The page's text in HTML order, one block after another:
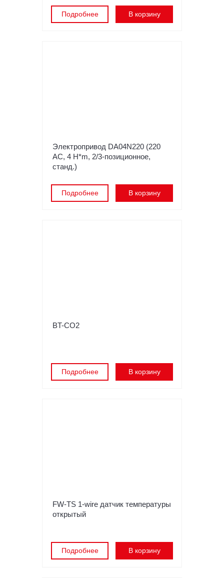
Подробнее В корзину
Электропривод DA04N220 (220
АС, 4 H*m, 2/3-позиционное,
станд.)
Подробнее В корзину
BT-CO2
Подробнее В корзину
FW-TS 1-wire датчик температуры
открытый
Подробнее В корзину